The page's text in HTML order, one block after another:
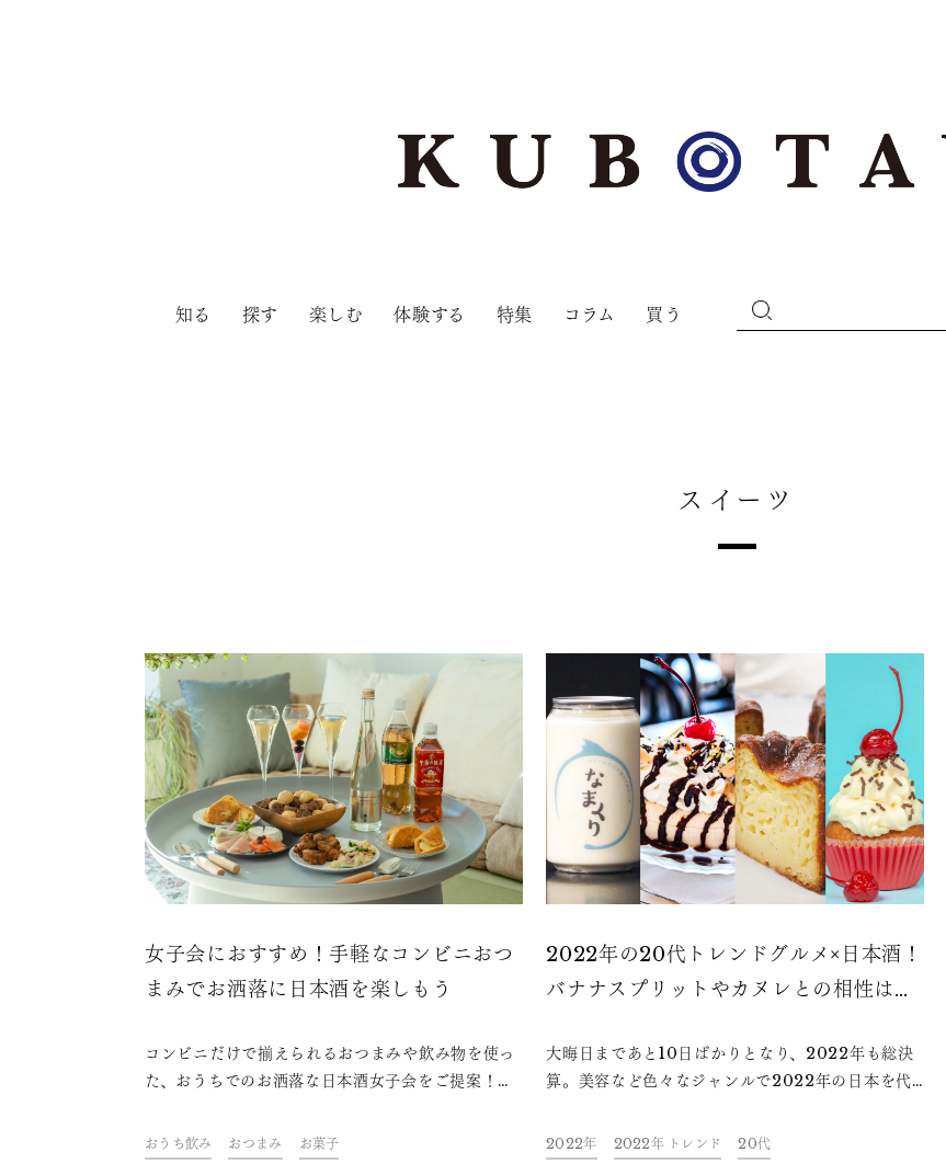
知る 探す 楽しむ 体験する 特集 コラム 買う
スイーツ
女子会におすすめ！手軽なコンビニおつ
まみでお洒落に日本酒を楽しもう
コンビニだけで揃えられるおつまみや飲み物を使っ
た、おうちでのお洒落な日本酒女子会をご提案！日
ものを紹介します。
おうち飲み おつまみ お菓子
2022年の20代トレンドグルメ×日本酒！
バナナスプリットやカヌレとの相性はい
大晦日まであと10日ばかりとなり、2022年も総決
算。美容など色々なジャンルで2022年の日本を代
は、2022年に20代の間でトレンドとなったグルメ
と、日本の食文化の代表である日本酒のペアリング
2022年 2022年 トレンド 20代